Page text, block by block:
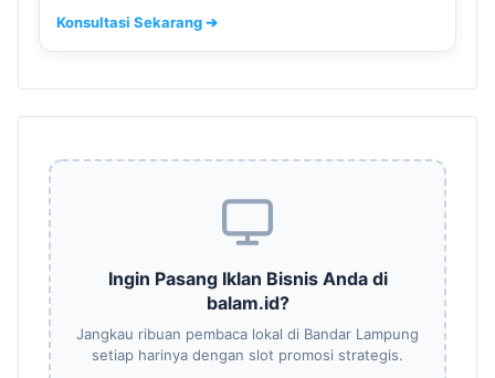
Konsultasi Sekarang ➔
Ingin Pasang Iklan Bisnis Anda di
balam.id?
Jangkau ribuan pembaca lokal di Bandar Lampung
setiap harinya dengan slot promosi strategis.